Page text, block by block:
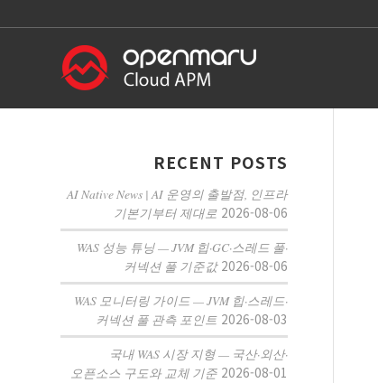
RECENT POSTS
AI Native News | AI 운영의 출발점, 인프라
기본기부터 제대로 2026-08-06
WAS 성능 튜닝 — JVM 힙·GC·스레드 풀·
커넥션 풀 기준값 2026-08-06
WAS 모니터링 가이드 — JVM 힙·스레드·
커넥션 풀 관측 포인트 2026-08-03
국내 WAS 시장 지형 — 국산·외산·
오픈소스 구도와 교체 기준 2026-08-01